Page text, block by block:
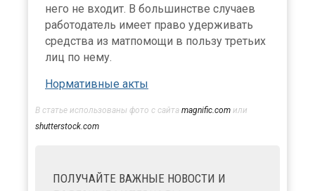
него не входит. В большинстве случаев
работодатель имеет право удерживать
средства из матпомощи в пользу третьих
лиц по нему.
Нормативные акты
В статье использованы фото с сайта magnific.com или
shutterstock.com
ПОЛУЧАЙТЕ ВАЖНЫЕ НОВОСТИ И